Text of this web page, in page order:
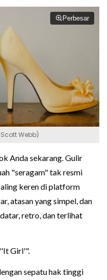
Perbesar
Webb)
Anda sekarang. Gulir
"seragam" tak resmi
keren di platform
atasan yang simpel, dan
retro, dan terlihat
Girl'".
sepatu hak tinggi